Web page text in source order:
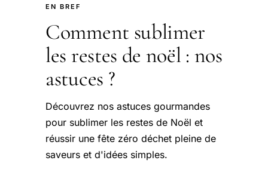
EN BREF
Comment sublimer
les restes de noël : nos
astuces ?
Découvrez nos astuces gourmandes
pour sublimer les restes de Noël et
réussir une fête zéro déchet pleine de
saveurs et d'idées simples.